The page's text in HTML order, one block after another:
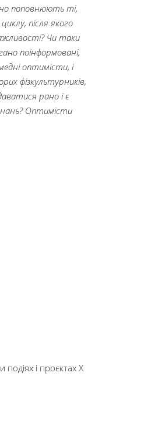
поповнюють ті,
після якого
Чи таки
поінформовані,
оптимісти, і
фізкультурників,
рано і є
Оптимісти
і проєктах Х